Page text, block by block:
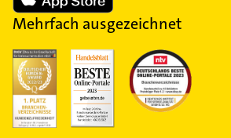
Mehrfach ausgezeichnet